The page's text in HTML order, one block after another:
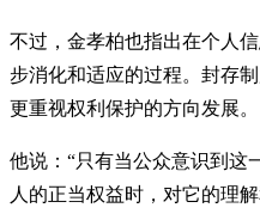
不过，金孝柏也指出在个人
步消化和适应的过程。封存
更重视权利保护的方向发展。
他说：“只有当公众意识到这
人的正当权益时，对它的理